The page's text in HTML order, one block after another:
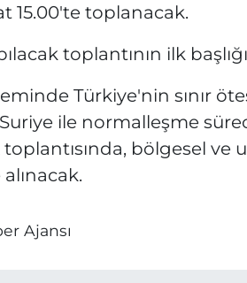
15.00'te toplanacak.
toplantının ilk
Türkiye'nin sınır
ile normalleşme
toplantısında, bölgesel
Ajansı